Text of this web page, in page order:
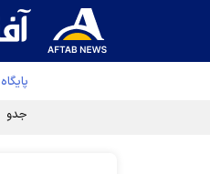
جدول